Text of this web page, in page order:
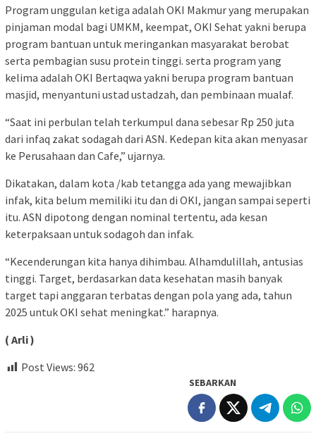
Program unggulan ketiga adalah OKI Makmur yang merupakan
pinjaman modal bagi UMKM, keempat, OKI Sehat yakni berupa
program bantuan untuk meringankan masyarakat berobat
serta pembagian susu protein tinggi. serta program yang
kelima adalah OKI Bertaqwa yakni berupa program bantuan
masjid, menyantuni ustad ustadzah, dan pembinaan mualaf.
“Saat ini perbulan telah terkumpul dana sebesar Rp 250 juta
dari infaq zakat sodagah dari ASN. Kedepan kita akan menyasar
ke Perusahaan dan Cafe,” ujarnya.
Dikatakan, dalam kota /kab tetangga ada yang mewajibkan
infak, kita belum memiliki itu dan di OKI, jangan sampai seperti
itu. ASN dipotong dengan nominal tertentu, ada kesan
keterpaksaan untuk sodagoh dan infak.
“Kecenderungan kita hanya dihimbau. Alhamdulillah, antusias
tinggi. Target, berdasarkan data kesehatan masih banyak
target tapi anggaran terbatas dengan pola yang ada, tahun
2025 untuk OKI sehat meningkat.” harapnya.
( Arli )
Post Views: 962
SEBARKAN